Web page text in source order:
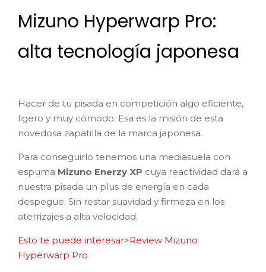
Mizuno Hyperwarp Pro:
alta tecnología japonesa
Hacer de tu pisada en competición algo eficiente,
ligero y muy cómodo. Esa es la misión de esta
novedosa zapatilla de la marca japonesa.
Para conseguirlo tenemos una mediasuela con
espuma Mizuno Enerzy XP cuya reactividad dará a
nuestra pisada un plus de energía en cada
despegue. Sin restar suavidad y firmeza en los
aterrizajes a alta velocidad.
Esto te puede interesar>Review Mizuno
Hyperwarp Pro